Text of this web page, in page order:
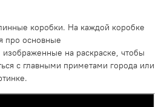
коробки. На каждой коробке
про основные
изображенные на раскраске, чтобы
с главными приметами города или